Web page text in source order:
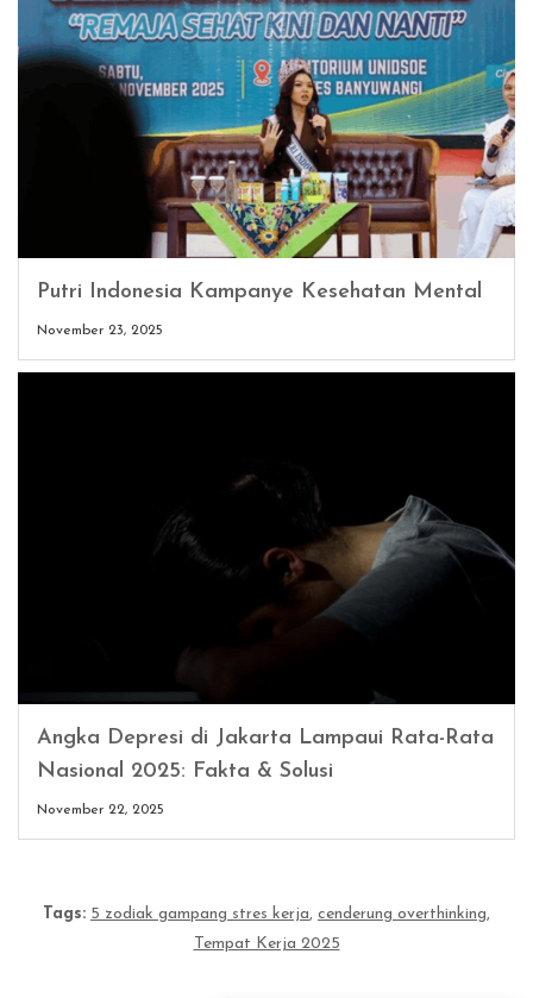
Putri Indonesia Kampanye Kesehatan Mental
November 23, 2025
Angka Depresi di Jakarta Lampaui Rata-Rata
Nasional 2025: Fakta & Solusi
November 22, 2025
Tags: 5 zodiak gampang stres kerja, cenderung overthinking,
Tempat Kerja 2025